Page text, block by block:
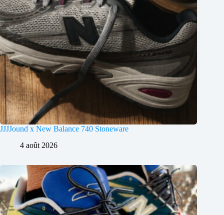
JJJJound x New Balance 740 Stoneware
4 août 2026